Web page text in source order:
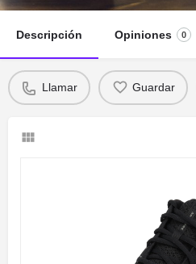
Descripción Opiniones 0
Llamar Guardar